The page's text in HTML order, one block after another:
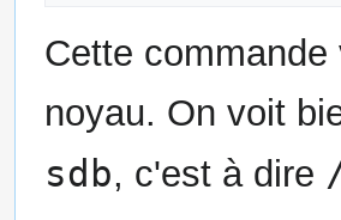
Cette
noyau. On voit
sdb, c'est à dire